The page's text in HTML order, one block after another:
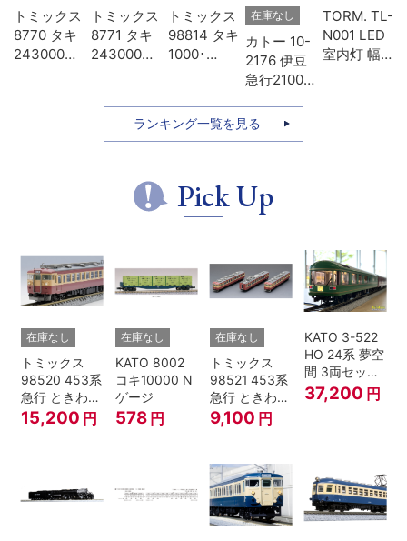
トミックス
8770 タキ
243000形
トミックス
8771 タキ
243000形
トミックス
98814 タキ
1000･
輸送 8両セ
ット
在庫なし
カトー 10-
2176 伊豆
急行2100系
7両セット
TORM. TL-
N001 LED
室内灯 幅狭
ランキング一覧を見る
Pick Up
在庫なし
トミックス
98520 453系
急行 ときわ
基本4両セッ
ト Nゲージ
15,200 円
在庫なし
KATO 8002
コキ10000 N
ゲージ
578 円
在庫なし
トミックス
98521 453系
急行 ときわ
増結3両セッ
9,100 円
KATO 3-522
HO 24系 夢空
間 3両セット
HOゲージ
37,200 円